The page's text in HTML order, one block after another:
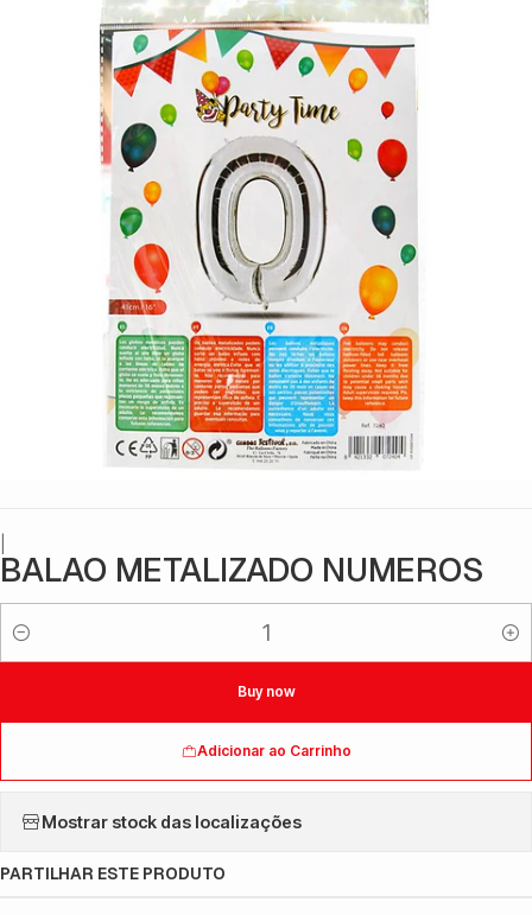
BALAO METALIZADO NUMEROS
Quantidade
Adicionar ao Carrinho
Buy now
Mostrar stock das localizações
PARTILHAR ESTE PRODUTO